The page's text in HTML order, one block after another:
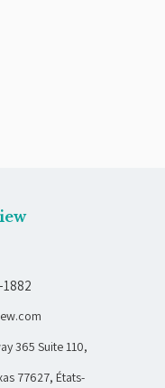
365 Suite 110,
77627, États-